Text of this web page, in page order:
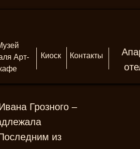
Арт-
Киоск Контакты
Грозного –
из